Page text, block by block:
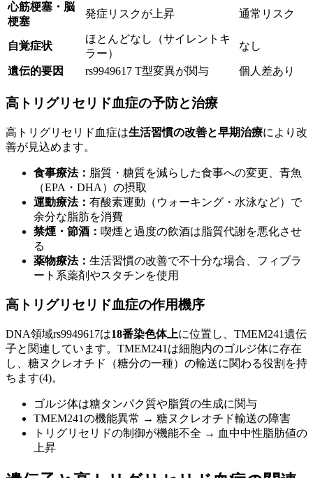
心筋梗塞・脳
梗塞
発症リスクが上昇 通常リスク
自覚症状
ほとんどなし（サイレントキ
ラー）
なし
遺伝的要因 rs9949617 T型変異が関与 個人差あり
高トリグリセリド血症の予防と治療
高トリグリセリド血症は生活習慣の改善と早期治療により改
善が見込めます。
食事療法： 脂質・糖質を減らした食事への変更、青魚
（EPA・DHA）の摂取
運動療法： 有酸素運動（ウォーキング・水泳など）で
余分な脂肪を消費
禁煙・節酒： 喫煙と過度の飲酒は脂質代謝を悪化させ
る
薬物療法： 生活習慣の改善で不十分な場合、フィブラ
ート系薬剤やスタチンを使用
高トリグリセリド血症の作用機序
DNA領域rs9949617は18番染色体上に位置し、TMEM241遺伝
子と関連しています。TMEM241は細胞内のゴルジ体に存在
し、糖ヌクレオチド（糖分の一種）の輸送に関わる役割を持
ちます(4)。
ゴルジ体は糖タンパク質や脂質の生成に関与
TMEM241の機能異常 → 糖ヌクレオチド輸送の障害
トリグリセリドの制御が機能不全 → 血中中性脂肪値の
上昇